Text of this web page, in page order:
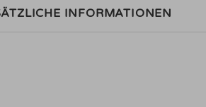
INFORMATIONEN